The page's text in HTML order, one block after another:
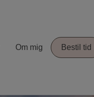
Om mig Bestil tid